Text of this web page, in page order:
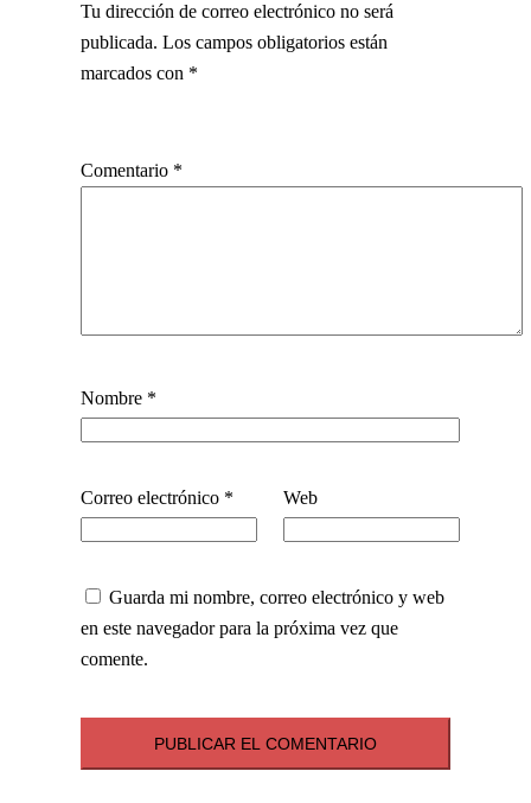
Tu dirección de correo electrónico no será
publicada. Los campos obligatorios están
marcados con *
Comentario *
Nombre *
Correo electrónico * Web
Guarda mi nombre, correo electrónico y web
en este navegador para la próxima vez que
comente.